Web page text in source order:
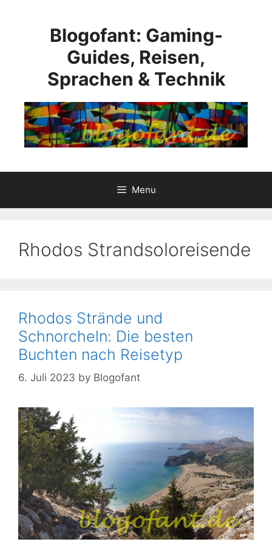
Blogofant: Gaming-
Guides, Reisen,
Sprachen & Technik
Menu
Rhodos Strandsoloreisende
Rhodos Strände und
Schnorcheln: Die besten
Buchten nach Reisetyp
6. Juli 2023 by Blogofant